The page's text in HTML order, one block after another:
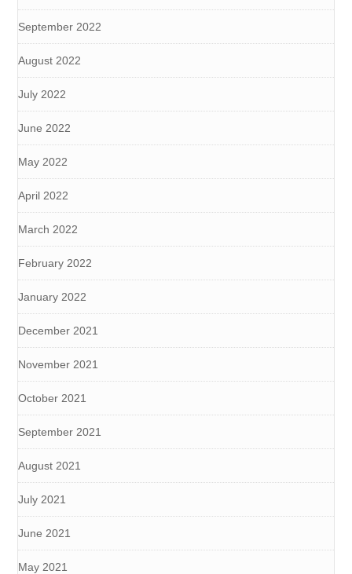
September 2022
August 2022
July 2022
June 2022
May 2022
April 2022
March 2022
February 2022
January 2022
December 2021
November 2021
October 2021
September 2021
August 2021
July 2021
June 2021
May 2021